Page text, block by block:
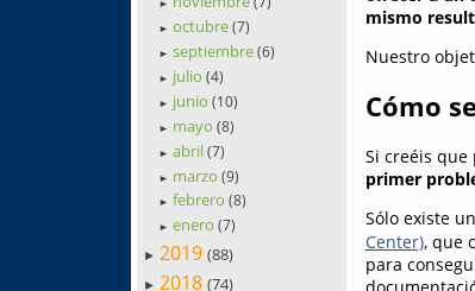
►
► octubre(7)
► septiembre(6)
► julio(4)
► junio(10)
► mayo(8)
► abril(7)
► marzo(9)
► febrero(8)
► enero(7)
► 2019 (88)
► 2018 (74)
mismo
Nuestro
Cómo
Si creéis
primer
Sólo existe
Center), que
para